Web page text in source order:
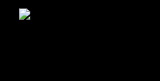
Skip